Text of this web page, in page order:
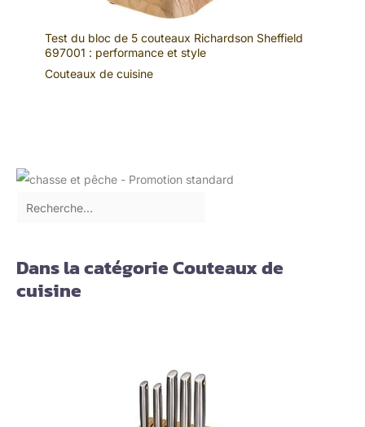
Test du bloc de 5 couteaux Richardson Sheffield
697001 : performance et style
Couteaux de cuisine
Dans la catégorie Couteaux de
cuisine